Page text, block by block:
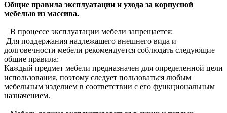
Общие правила эксплуатации и ухода за корпусной
мебелью из массива.
В процессе эксплуатации мебели запрещается:
Для поддержания надлежащего внешнего вида и
долговечности мебели рекомендуется соблюдать следующие
общие правила:
Каждый предмет мебели предназначен для определенной цели
использования, поэтому следует пользоваться любым
мебельным изделием в соответствии с его функциональным
назначением.